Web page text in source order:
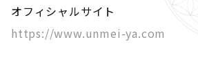
オフィシャルサイト
https://www.unmei-ya.com